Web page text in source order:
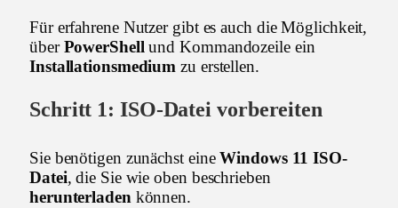
Für erfahrene Nutzer gibt es auch die Möglichkeit,
überPowerShellund Kommandozeile ein
Installationsmedium zu erstellen.
Schritt 1: ISO-Datei vorbereiten
Sie benötigen zunächst eineWindows 11 ISO-
Datei, die Sie wie oben beschrieben
herunterladenkönnen.